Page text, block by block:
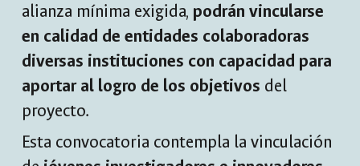
alianza mínima exigida, podrán vincularse
en calidad de entidades colaboradoras
diversas instituciones con capacidad para
aportar al logro de los objetivos del
proyecto.
Esta convocatoria contempla la vinculación